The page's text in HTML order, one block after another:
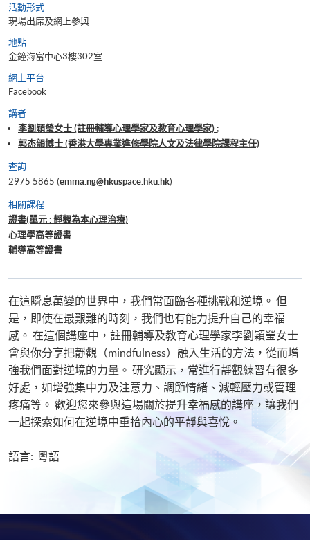
活動形式
現場出席及網上參與
地點
金鐘海富中心3樓302室
網上平台
Facebook
講者
李劉穎瑩女士 (註冊輔導心理學家及教育心理學家) ;
郭杰韻博士 (香港大學專業進修學院人文及法律學院課程主任)
查詢
2975 5865 (emma.ng@hkuspace.hku.hk)
相關課程
證書(單元 : 靜觀為本心理治療)
心理學高等證書
輔導高等證書
在這瞬息萬變的世界中，我們常面臨各種挑戰和逆境。 但
是，即使在最艱難的時刻，我們也有能力提升自己的幸福
感。 在這個講座中，註冊輔導及教育心理學家李劉穎瑩女士
會與你分享把靜觀（mindfulness）融入生活的方法，從而增
強我們面對逆境的力量。 研究顯示，常進行靜觀練習有很多
好處，如增強集中力及注意力、調節情緒、減輕壓力或管理
疼痛等。 歡迎您來參與這場關於提升幸福感的講座，讓我們
一起探索如何在逆境中重拾內心的平靜與喜悅。
語言: 粵語